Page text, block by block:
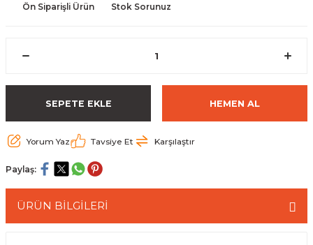
Ön Siparişli Ürün Stok Sorunuz
SEPETE EKLE HEMEN AL
Yorum Yaz Tavsiye Et Karşılaştır
Paylaş:
ÜRÜN BİLGİLERİ